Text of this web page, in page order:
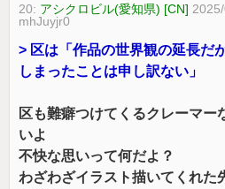
20: アシクロビル(愛知県) [CN]
mhJuyjr0
> 区は「作品の世界観の延長だ
しまったことは申し訳ない」
区も難癖つけてくるクレーマー
いよ
不快な思いって何だよ？
わざわざイラスト描いてくれた